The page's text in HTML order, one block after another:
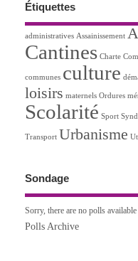
Étiquettes
administratives Assainissement
Cantines Charte
communes culture
loisirs maternels Ordures
Scolarité Sport
Transport Urbanisme
Sondage
Sorry, there are no polls
Polls Archive